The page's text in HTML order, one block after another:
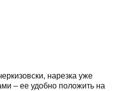
нарезка уже
– ее удобно положить на